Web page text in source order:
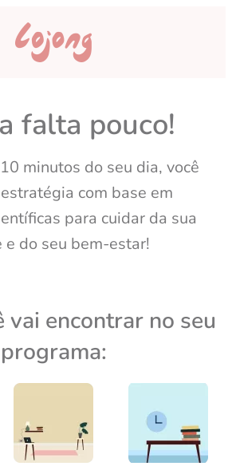
falta pouco!
minutos do seu dia, você
com base em
para cuidar da sua
e do seu bem-estar!
vai encontrar no seu
programa: